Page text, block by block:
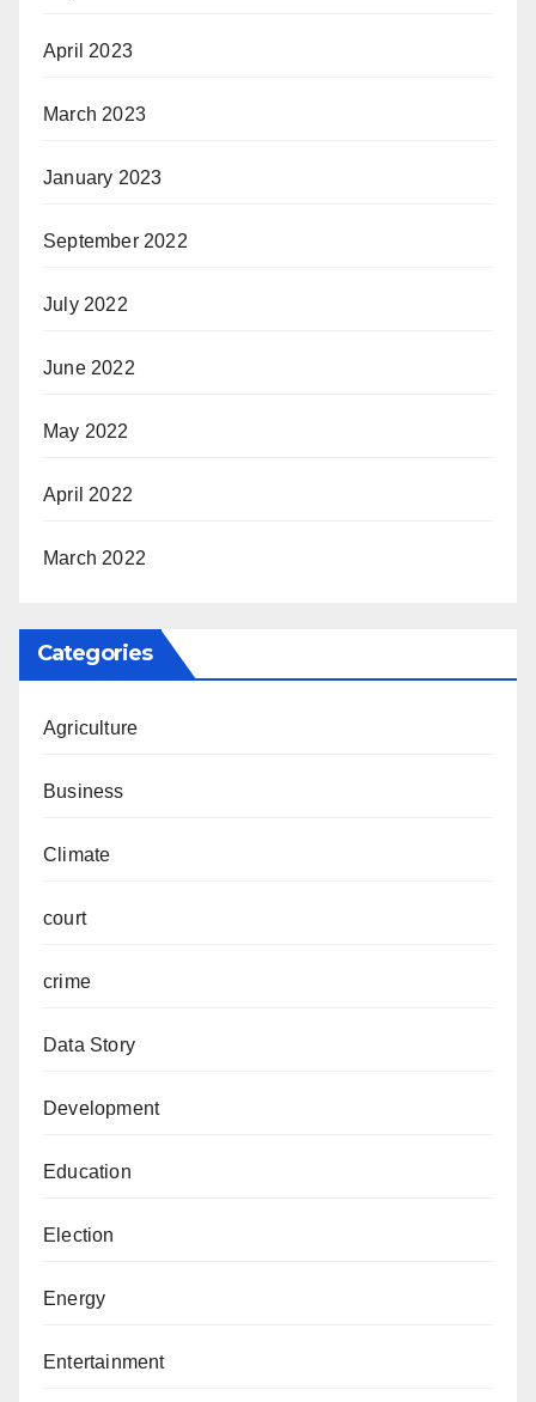
April 2023
March 2023
January 2023
September 2022
July 2022
June 2022
May 2022
April 2022
March 2022
Categories
Agriculture
Business
Climate
court
crime
Data Story
Development
Education
Election
Energy
Entertainment